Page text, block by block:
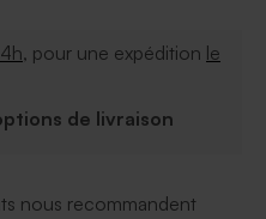
, pour une expédition le
de livraison
nous recommandent